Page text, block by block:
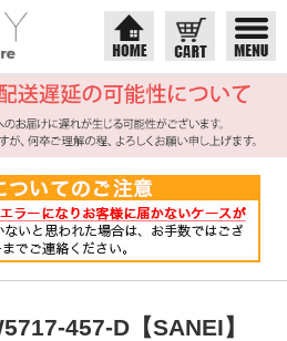
457-D【SANEI】